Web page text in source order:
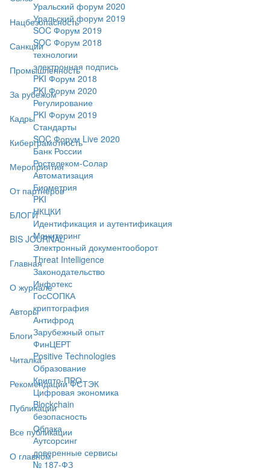
Нацбезопасность
Санкции
Промышленность
За рубежом
Кадры
Киберграмотность
Мероприятия
От партнёров
БЛОГИ
BIS JOURNAL
Главная
О журнале
Авторы
Блоги
Читалка
Рекомендации ФСТЭК
Публикации
Все публикации
О главном
Уральский форум 2020
Уральский форум 2019
SOC Форум 2019
SOC Форум 2018
технологии
электронная подпись
PKI Форум 2018
PKI Форум 2020
Регулирование
PKI Форум 2019
Стандарты
SOC Форум Live 2020
Банк России
Ростелеком-Солар
Автоматизация
Биометрия
PKI
НКЦКИ
Идентификация и аутентификация
Мониторинг
Электронный документооборот
Threat Intelligence
Законодательство
Инфотекс
ГосСОПКА
криптография
Антифрод
Зарубежный опыт
ФинЦЕРТ
Positive Technologies
Образование
Крипто-ПРО
Цифровая экономика
Blockchain
безопасность
Облака
Аутсорсинг
доверенные сервисы
№ 187-ФЗ